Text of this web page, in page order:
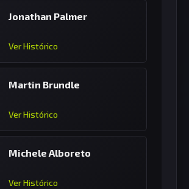
Jonathan Palmer
Ver Histórico
Martin Brundle
Ver Histórico
Michele Alboreto
Ver Histórico